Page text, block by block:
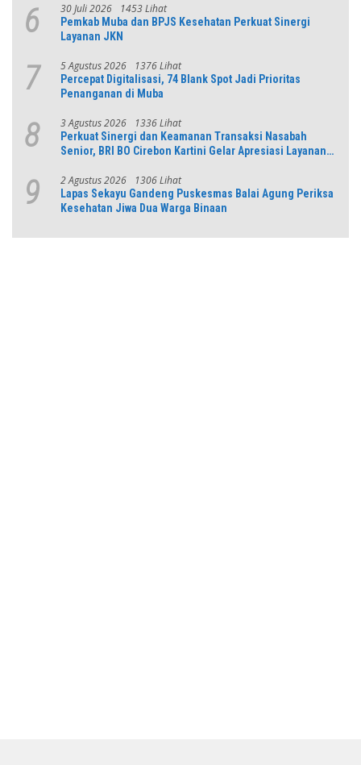
6 30 Juli 2026 1453 Lihat
Pemkab Muba dan BPJS Kesehatan Perkuat Sinergi
Layanan JKN
7 5 Agustus 2026 1376 Lihat
Percepat Digitalisasi, 74 Blank Spot Jadi Prioritas
Penanganan di Muba
8 3 Agustus 2026 1336 Lihat
Perkuat Sinergi dan Keamanan Transaksi Nasabah
Senior, BRI BO Cirebon Kartini Gelar Apresiasi Layanan
9 2 Agustus 2026 1306 Lihat
Lapas Sekayu Gandeng Puskesmas Balai Agung Periksa
Kesehatan Jiwa Dua Warga Binaan